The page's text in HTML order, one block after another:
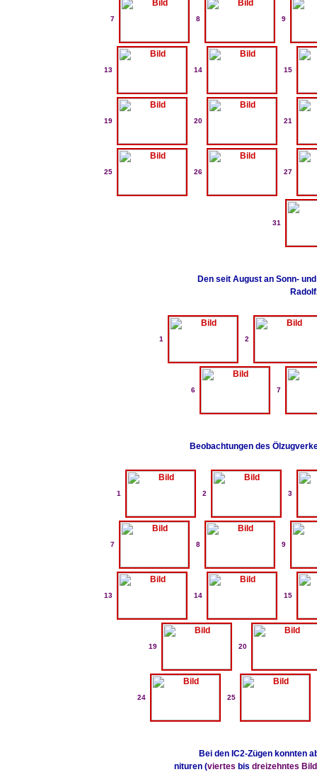
7 8 9
13 14 15
19 20 21
25 26 27
31
Den seit August an Sonn-
1 2
6 7
Beobachtungen des
1 2 3
7 8 9
13 14 15
19 20
24 25
Bei den IC2-Zügen konnten
nituren (viertes bis dreizehntes Bild